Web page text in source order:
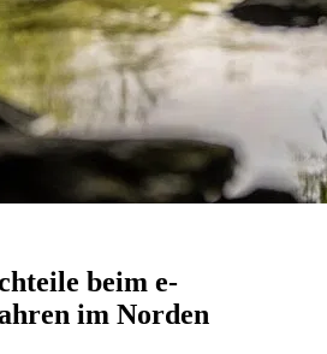
beim e-
im Norden